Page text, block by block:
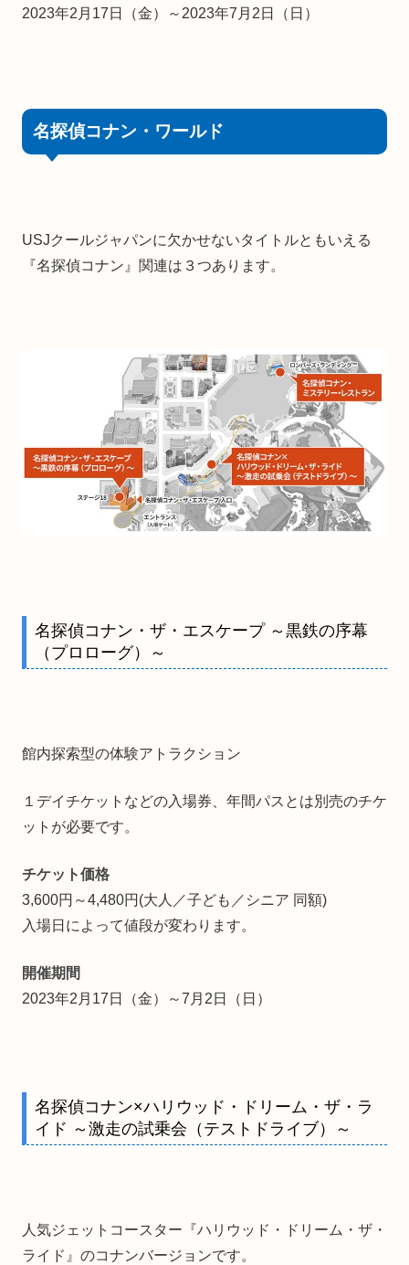
2023年2月17日（金）～2023年7月2日（日）
名探偵コナン・ワールド
USJクールジャパンに欠かせないタイトルともいえる
『名探偵コナン』関連は３つあります。
名探偵コナン・ザ・エスケープ ～黒鉄の序幕
（プロローグ）～
館内探索型の体験アトラクション
１デイチケットなどの入場券、年間パスとは別売のチケ
ットが必要です。
チケット価格
3,600円～4,480円(大人／子ども／シニア 同額)
入場日によって値段が変わります。
開催期間
2023年2月17日（金）～7月2日（日）
名探偵コナン×ハリウッド・ドリーム・ザ・ラ
イド ～激走の試乗会（テストドライブ）～
人気ジェットコースター『ハリウッド・ドリーム・ザ・
ライド』のコナンバージョンです。